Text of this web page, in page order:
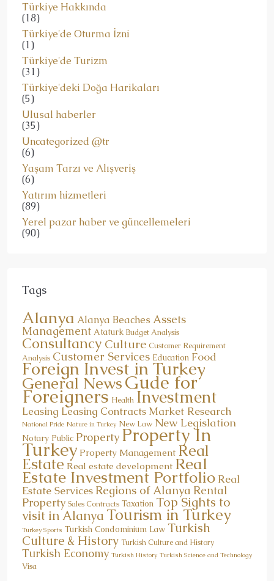
Türkiye Hakkında
(18)
Türkiye'de Oturma İzni
(1)
Türkiye'de Turizm
(31)
Türkiye'deki Doğa Harikaları
(5)
Ulusal haberler
(35)
Uncategorized @tr
(6)
Yaşam Tarzı ve Alışveriş
(6)
Yatırım hizmetleri
(89)
Yerel pazar haber ve güncellemeleri
(90)
Tags
Alanya Alanya Beaches Assets
Management Ataturk Budget Analysis
Consultancy Culture Customer Requirement
Analysis Customer Services Education Food
Foreign Invest in Turkey
General NewsGude for
Foreigners Health Investment
Leasing Leasing Contracts Market Research
National Pride Nature in Turkey New Law New Legislation
Notary Public Property Property In
Turkey Property Management Real
Estate Real estate development Real
Estate Investment Portfolio Real
Estate Services Regions of Alanya Rental
Property Sales Contracts Taxation Top Sights to
visit in Alanya Tourism in Turkey
Turkey Sports Turkish Condominium Law Turkish
Culture & History Turkish Culture and History
Turkish Economy Turkish History Turkish Science and Technology
Visa